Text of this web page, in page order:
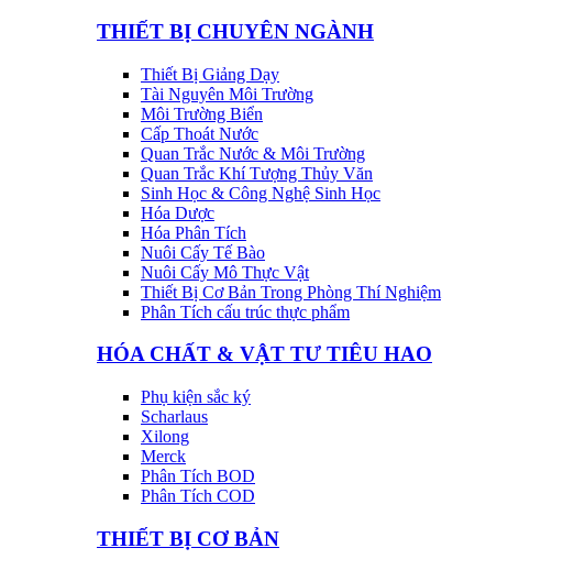
THIẾT BỊ CHUYÊN NGÀNH
Thiết Bị Giảng Dạy
Tài Nguyên Môi Trường
Môi Trường Biển
Cấp Thoát Nước
Quan Trắc Nước & Môi Trường
Quan Trắc Khí Tượng Thủy Văn
Sinh Học & Công Nghệ Sinh Học
Hóa Dược
Hóa Phân Tích
Nuôi Cấy Tế Bào
Nuôi Cấy Mô Thực Vật
Thiết Bị Cơ Bản Trong Phòng Thí Nghiệm
Phân Tích cấu trúc thực phẩm
HÓA CHẤT & VẬT TƯ TIÊU HAO
Phụ kiện sắc ký
Scharlaus
Xilong
Merck
Phân Tích BOD
Phân Tích COD
THIẾT BỊ CƠ BẢN